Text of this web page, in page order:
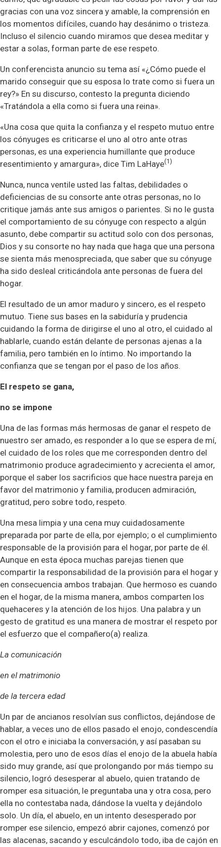
gracias con una voz sincera y amable, la comprensión en
los momentos difíciles, cuando hay desánimo o tristeza.
Incluso el silencio cuando miramos que desea meditar y
estar a solas, forman parte de ese respeto.
Un conferencista anuncio su tema así «¿Cómo puede el
marido conseguir que su esposa lo trate como si fuera un
rey?» En su discurso, contesto la pregunta diciendo
«Tratándola a ella como si fuera una reina».
«Una cosa que quita la confianza y el respeto mutuo entre
los cónyuges es criticarse el uno al otro ante otras
personas, es una experiencia humillante que produce
resentimiento y amargura», dice Tim LaHaye(1)
Nunca, nunca ventile usted las faltas, debilidades o
deficiencias de su consorte ante otras personas, no lo
critique jamás ante sus amigos o parientes. Si no le gusta
el comportamiento de su cónyuge con respecto a algún
asunto, debe compartir su actitud solo con dos personas,
Dios y su consorte no hay nada que haga que una persona
se sienta más menospreciada, que saber que su cónyuge
ha sido desleal criticándola ante personas de fuera del
hogar.
El resultado de un amor maduro y sincero, es el respeto
mutuo. Tiene sus bases en la sabiduría y prudencia
cuidando la forma de dirigirse el uno al otro, el cuidado al
hablarle, cuando están delante de personas ajenas a la
familia, pero también en lo íntimo. No importando la
confianza que se tengan por el paso de los años.
El respeto se gana,
no se impone
Una de las formas más hermosas de ganar el respeto de
nuestro ser amado, es responder a lo que se espera de mí,
el cuidado de los roles que me corresponden dentro del
matrimonio produce agradecimiento y acrecienta el amor,
porque el saber los sacrificios que hace nuestra pareja en
favor del matrimonio y familia, producen admiración,
gratitud, pero sobre todo, respeto.
Una mesa limpia y una cena muy cuidadosamente
preparada por parte de ella, por ejemplo; o el cumplimiento
responsable de la provisión para el hogar, por parte de él.
Aunque en esta época muchas parejas tienen que
compartir la responsabilidad de la provisión para el hogar y
en consecuencia ambos trabajan. Que hermoso es cuando
en el hogar, de la misma manera, ambos comparten los
quehaceres y la atención de los hijos. Una palabra y un
gesto de gratitud es una manera de mostrar el respeto por
el esfuerzo que el compañero(a) realiza.
La comunicación
en el matrimonio
de la tercera edad
Un par de ancianos resolvían sus conflictos, dejándose de
hablar, a veces uno de ellos pasado el enojo, condescendía
con el otro e iniciaba la conversación, y así pasaban su
molestia, pero uno de esos días el enojo de la abuela había
sido muy grande, así que prolongando por más tiempo su
silencio, logró desesperar al abuelo, quien tratando de
romper esa situación, le preguntaba una y otra cosa, pero
ella no contestaba nada, dándose la vuelta y dejándolo
solo. Un día, el abuelo, en un intento desesperado por
romper ese silencio, empezó abrir cajones, comenzó por
las alacenas, sacando y esculcándolo todo, iba de cajón en